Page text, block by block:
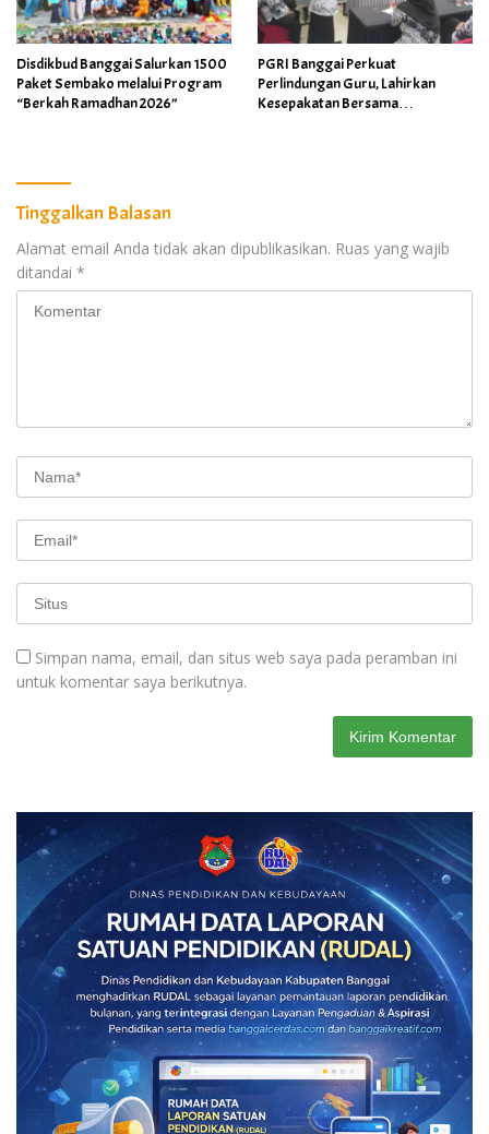
Disdikbud Banggai Salurkan 1500
Paket Sembako melalui Program
“Berkah Ramadhan 2026”
PGRI Banggai Perkuat
Perlindungan Guru, Lahirkan
Kesepakatan Bersama
Tinggalkan Balasan
Alamat email Anda tidak akan dipublikasikan. Ruas yang wajib
ditandai *
Simpan nama, email, dan situs web saya pada peramban ini
untuk komentar saya berikutnya.